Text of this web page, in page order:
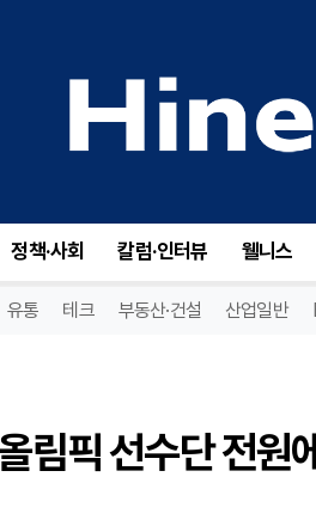
정책·사회 칼럼·인터뷰 웰니스
유통 테크 부동산·건설 산업일반
픽 선수단 전원